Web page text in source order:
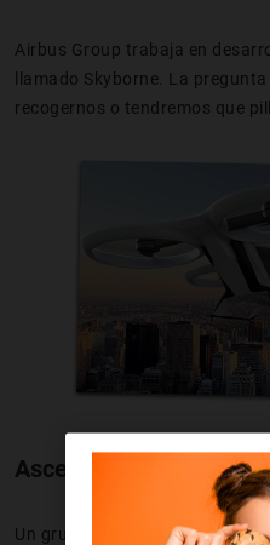
Airbus Group trabaja en
llamado Skyborne. La
recogernos o tendremos que
Ascensor al Espacio
Un grupo de científicos